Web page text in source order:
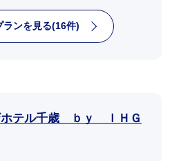
ランを見る(16件)
ホテル千歳 ｂｙ ＩＨＧ